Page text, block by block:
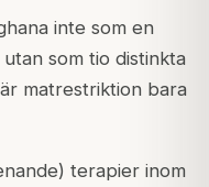
inte som en
som tio distinkta
matrestriktion bara
terapier inom